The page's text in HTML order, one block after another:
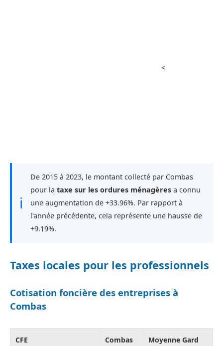
<
ℹ
De 2015 à 2023, le montant collecté par Combas
pour la taxe sur les ordures ménagères a connu
une augmentation de +33.96%. Par rapport à
l'année précédente, cela représente une hausse de
+9.19%.
Taxes locales pour les professionnels
Cotisation foncière des entreprises à
Combas
CFE Combas Moyenne Gard